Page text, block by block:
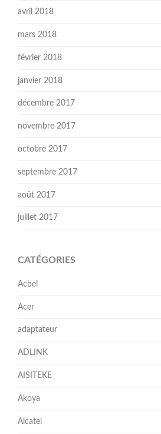
avril 2018
mars 2018
février 2018
janvier 2018
décembre 2017
novembre 2017
octobre 2017
septembre 2017
août 2017
juillet 2017
CATÉGORIES
Acbel
Acer
adaptateur
ADLINK
AISITEKE
Akoya
Alcatel